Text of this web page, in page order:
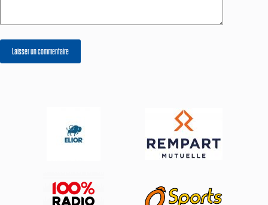
Laisser un commentaire